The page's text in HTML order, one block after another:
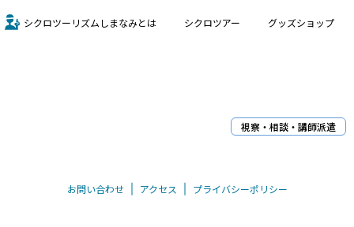
シクロツーリズムしまなみとは シクロツアー グッズショップ
視察・相談・講師派遣
お問い合わせ アクセス プライバシーポリシー